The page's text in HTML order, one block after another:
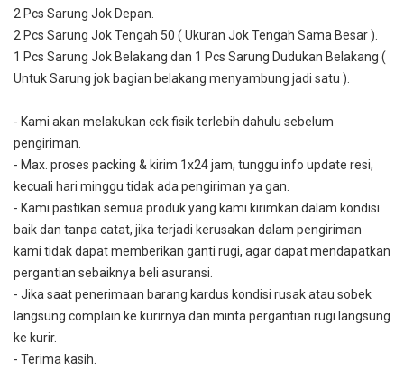
2 Pcs Sarung Jok Depan.
2 Pcs Sarung Jok Tengah 50 ( Ukuran Jok Tengah Sama Besar ).
1 Pcs Sarung Jok Belakang dan 1 Pcs Sarung Dudukan Belakang (
Untuk Sarung jok bagian belakang menyambung jadi satu ).
- Kami akan melakukan cek fisik terlebih dahulu sebelum
pengiriman.
- Max. proses packing & kirim 1x24 jam, tunggu info update resi,
kecuali hari minggu tidak ada pengiriman ya gan.
- Kami pastikan semua produk yang kami kirimkan dalam kondisi
baik dan tanpa catat, jika terjadi kerusakan dalam pengiriman
kami tidak dapat memberikan ganti rugi, agar dapat mendapatkan
pergantian sebaiknya beli asuransi.
- Jika saat penerimaan barang kardus kondisi rusak atau sobek
langsung complain ke kurirnya dan minta pergantian rugi langsung
ke kurir.
- Terima kasih.